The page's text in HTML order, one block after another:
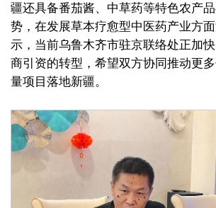
疆还具备番茄酱、中草药等特色农产
势，在发展草本疗愈型中医药产业方
示，当前乌鲁木齐市驻京联络处正加
商引资的转型，希望双方协同推动更
量项目落地新疆。